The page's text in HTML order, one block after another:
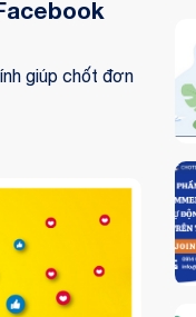
giúp chốt đơn